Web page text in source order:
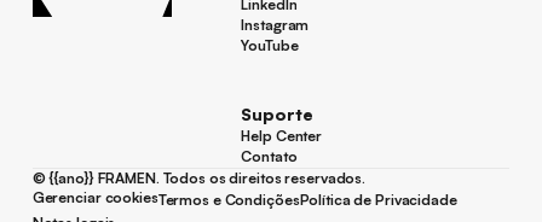
LinkedIn
LinkedIn
Instagram
Instagram
YouTube
Suporte
Help Center
Help Center
Contato
Contato
©{{ano}}FRAMEN. Todos os direitos reservados.
Gerenciar cookies
Gerenciar cookies
Termos e CondiçõesPolítica de Privacidade